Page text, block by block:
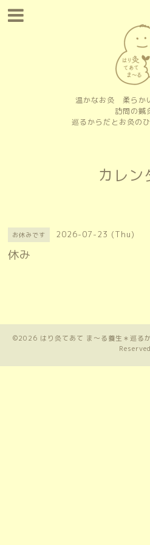
温かなお灸 柔らか
訪問の鍼
巡るからだとお灸のひ
カレン
お休みです 2026-07-23 (Thu)
休み
©2026 はり灸てあて ま〜る養生＊巡る